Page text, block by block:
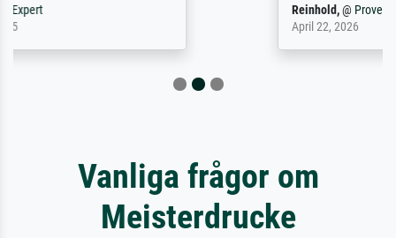
Vanliga frågor om
Meisterdrucke